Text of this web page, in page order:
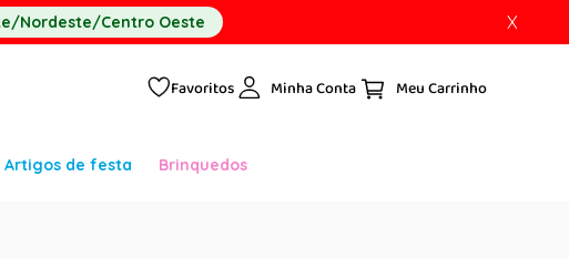
Nordeste/Centro Oeste X
Favoritos Minha Conta
Artigos de festa Brinquedos